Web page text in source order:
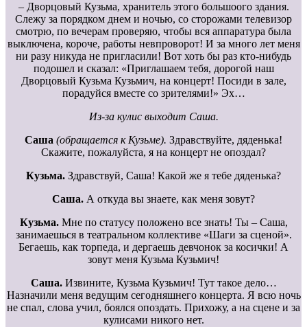
– Дворцовый Кузьма, хранитель этого большоого здания.
Слежу за порядком днем и ночью, со сторожами телевизор
смотрю, по вечерам проверяю, чтобы вся аппаратура была
выключена, короче, работы невпроворот! И за много лет меня
ни разу никуда не пригласили! Вот хоть бы раз кто-нибудь
подошел и сказал: «Приглашаем тебя, дорогой наш
Дворцовый Кузьма Кузьмич, на концерт! Посиди в зале,
порадуйся вместе со зрителями!» Эх…
Из-за кулис выходит Саша.
Саша (обращается к Кузьме). Здравствуйте, дяденька!
Скажите, пожалуйста, я на концерт не опоздал?
Кузьма. Здравствуй, Саша! Какой же я тебе дяденька?
Саша. А откуда вы знаете, как меня зовут?
Кузьма. Мне по статусу положено все знать! Ты – Саша,
занимаешься в театральном коллективе «Шаги за сценой».
Бегаешь, как торпеда, и дергаешь девчонок за косички! А
зовут меня Кузьма Кузьмич!
Саша. Извините, Кузьма Кузьмич! Тут такое дело…
Назначили меня ведущим сегодняшнего концерта. Я всю ночь
не спал, слова учил, боялся опоздать. Прихожу, а на сцене и за
кулисами никого нет.